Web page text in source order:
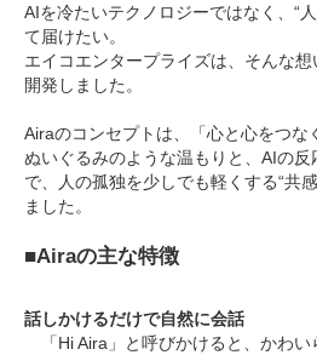
AIを冷たいテクノロジーではなく、“
て届けたい。
エイコエンタープライズは、そんな
開発しました。
Airaのコンセプトは、「心と心をつな
ぬいぐるみのような温もりと、AIの反
で、人の孤独を少しでも軽くする“共
ました。
■Airaの主な特徴
話しかけるだけで自然に会話
「Hi Aira」と呼びかけると、かわい